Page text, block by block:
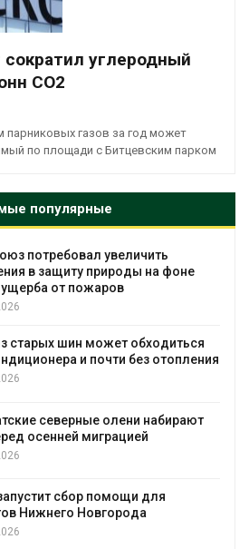
углеродный
CO2
парниковых газов за год может
по площади с Битцевским парком
популярные
потребовал увеличить
в защиту природы на фоне
ущерба от пожаров
старых шин может обходиться
и почти без отопления
северные олени набирают
осенней миграцией
сбор помощи для
Нижнего Новгорода